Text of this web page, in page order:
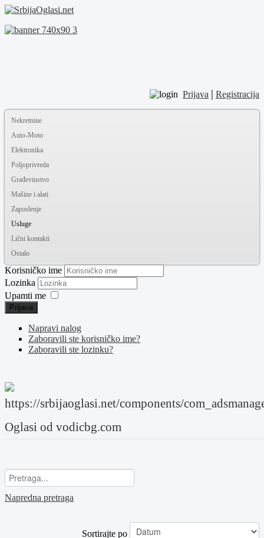
Prijava | Registracija
Nekretnine
Auto-Moto
Elektronika
Poljoprivreda
Građevinstvo
Mašine i alati
Zaposlenje
Usluge
Lični kontakti
Ostalo
Korisničko ime
Lozinka
Upamti me
Prijava
Napravi nalog
Zaboravili ste korisničko ime?
Zaboravili ste lozinku?
Oglasi od vodicbg.com
Napredna pretraga
Sortirajte po